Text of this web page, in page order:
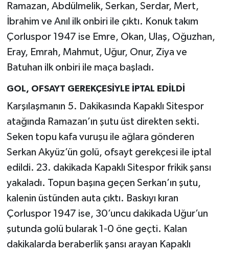
Ramazan, Abdülmelik, Serkan, Serdar, Mert,
İbrahim ve Anıl ilk onbiri ile çıktı. Konuk takım
Çorluspor 1947 ise Emre, Okan, Ulaş, Oğuzhan,
Eray, Emrah, Mahmut, Uğur, Onur, Ziya ve
Batuhan ilk onbiri ile maça başladı.
GOL, OFSAYT GEREKÇESİYLE İPTAL EDİLDİ
Karşılaşmanın 5. Dakikasında Kapaklı Sitespor
atağında Ramazan’ın şutu üst direkten sekti.
Seken topu kafa vuruşu ile ağlara gönderen
Serkan Akyüz’ün golü, ofsayt gerekçesi ile iptal
edildi. 23. dakikada Kapaklı Sitespor frikik şansı
yakaladı. Topun başına geçen Serkan’ın şutu,
kalenin üstünden auta çıktı. Baskıyı kıran
Çorluspor 1947 ise, 30’uncu dakikada Uğur’un
şutunda golü bularak 1-0 öne geçti. Kalan
dakikalarda beraberlik şansı arayan Kapaklı